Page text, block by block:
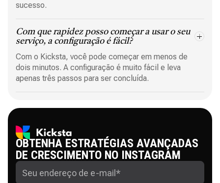
sucesso.
Com que rapidez posso começar a usar o seu
serviço, a configuração é fácil?
Com o Kicksta, você pode começar em menos de
dois minutos. A configuração é muito fácil e leva
apenas três passos para ser concluída.
OBTENHA ESTRATÉGIAS AVANÇADAS
DE CRESCIMENTO NO INSTAGRAM